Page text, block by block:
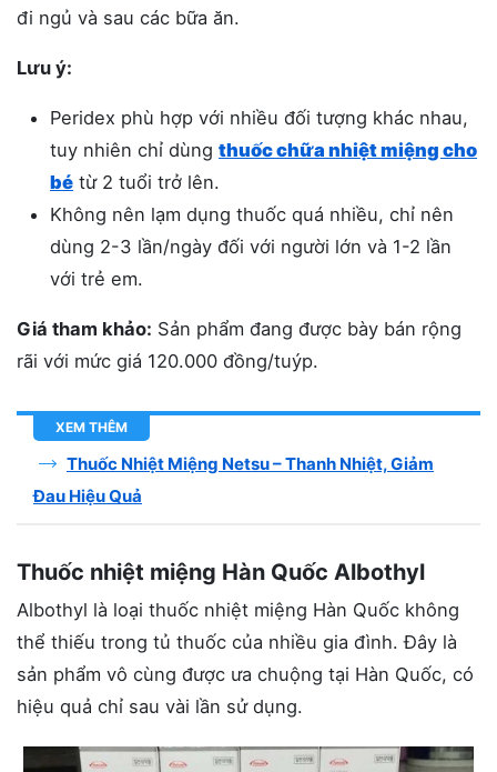
đi ngủ và sau các bữa ăn.
Lưu ý:
Peridex phù hợp với nhiều đối tượng khác nhau,
tuy nhiên chỉ dùng thuốc chữa nhiệt miệng cho
bé từ 2 tuổi trở lên.
Không nên lạm dụng thuốc quá nhiều, chỉ nên
dùng 2-3 lần/ngày đối với người lớn và 1-2 lần
với trẻ em.
Giá tham khảo: Sản phẩm đang được bày bán rộng
rãi với mức giá 120.000 đồng/tuýp.
XEM THÊM
Thuốc Nhiệt Miệng Netsu – Thanh Nhiệt, Giảm
Đau Hiệu Quả
Thuốc nhiệt miệng Hàn Quốc Albothyl
Albothyl là loại thuốc nhiệt miệng Hàn Quốc không
thể thiếu trong tủ thuốc của nhiều gia đình. Đây là
sản phẩm vô cùng được ưa chuộng tại Hàn Quốc, có
hiệu quả chỉ sau vài lần sử dụng.